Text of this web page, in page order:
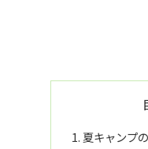
夏キャンプ